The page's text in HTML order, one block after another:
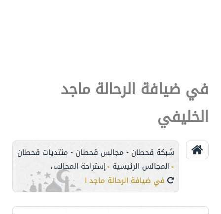
في ضيافة الرحالة ماجد
الخليفي
شبكة قحطان - مجالس قحطان - منتديات قحطان
> المجالس الرئيسية >إستراحة المجالس
في ضيافة الرحالة ماجد الخليفي